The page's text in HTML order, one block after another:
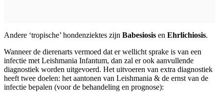
Andere ‘tropische’ hondenziektes zijn Babesiosis en Ehrlichiosis.
Wanneer de dierenarts vermoed dat er wellicht sprake is van een
infectie met Leishmania Infantum, dan zal er ook aanvullende
diagnostiek worden uitgevoerd. Het uitvoeren van extra diagnostiek
heeft twee doelen: het aantonen van Leishmania & de ernst van de
infectie bepalen (voor de behandeling en prognose):